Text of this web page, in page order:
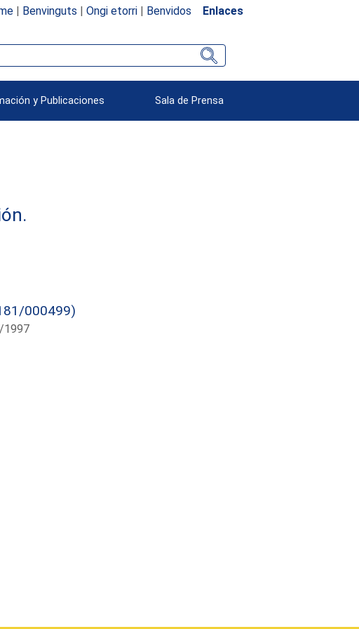
| Benvinguts | Ongi etorri| Benvidos Enlaces
y Publicaciones Sala de Prensa
000499)
1997